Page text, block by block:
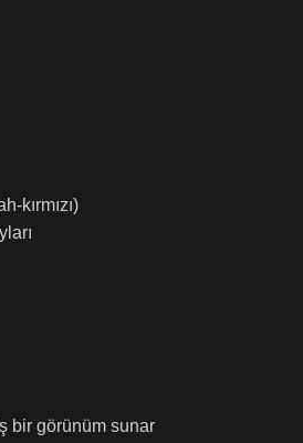
kırmızı)
bir görünüm sunar